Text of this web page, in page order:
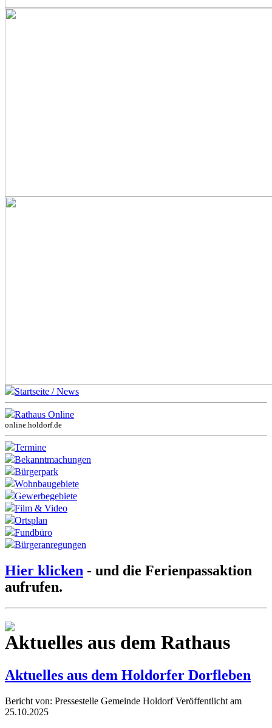
Startseite / News
Rathaus Online
online.holdorf.de
Termine
Bekanntmachungen
Bürgerpark
Wohnbaugebiete
Gewerbegebiete
Film & Video
Ortsplan
Fundbüro
Bürgeranregungen
Hier klicken - und die Ferienpassaktion
aufrufen.
Aktuelles aus dem Rathaus
Aktuelles aus dem Holdorfer Dorfleben
Bericht von: Pressestelle Gemeinde Holdorf Veröffentlicht am
25.10.2025